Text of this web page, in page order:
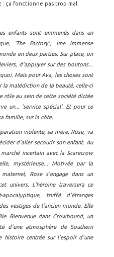
ça fonctionne pas trop mal.
enfants sont emmenés dans un
'The Factory', une immense
en deux parties. Sur place, on
d'appuyer sur des boutons...
Mais pour Ava, les choses sont
la malédiction de la beauté, celle-ci
rôle au sein de cette société dictée
un... 'service spécial'. Et pour ce
famille, sur la côte.
violente, sa mère, Rose, va
d'aller secourir son enfant. Au
incertain avec la Scarecrow
mystérieuse... Motivée par la
Rose s'engage dans un
univers. L'héroïne traversera ce
truffé d'étranges
vestiges de l'ancien monde. Elle
Bienvenue dans Crowbound, un
d'une atmosphère de Southern
histoire centrée sur l'espoir d'une